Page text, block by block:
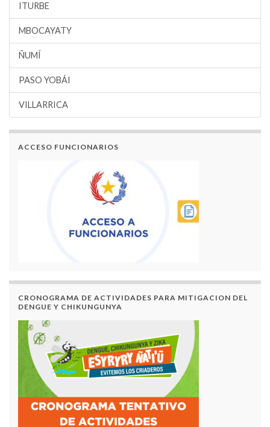
ITURBE
MBOCAYATY
ÑUMÍ
PASO YOBÁI
VILLARRICA
ACCESO FUNCIONARIOS
CRONOGRAMA DE ACTIVIDADES PARA MITIGACION DEL
DENGUE Y CHIKUNGUNYA